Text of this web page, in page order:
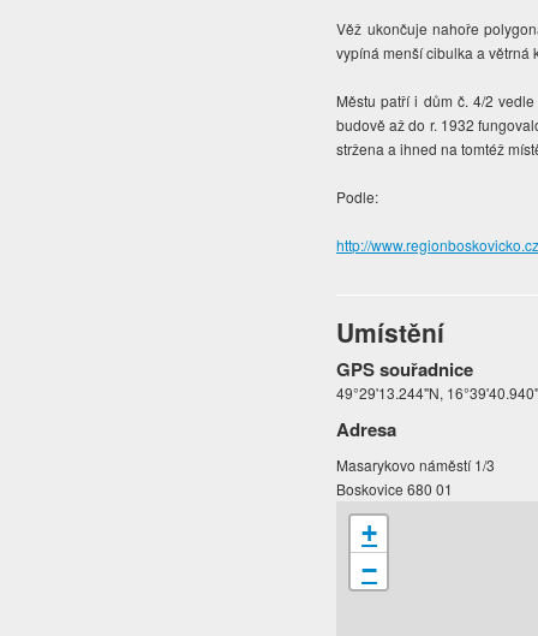
Věž ukončuje nahoře
vypíná menšícibulka a větrná
Městu patří i dům č. 4/2
budově až do r. 1932
stržena a ihned na tomtéž
Podle:
http://
Umístění
GPS souřadnice
49°29'13.244"N,
Adresa
Masarykovo náměstí 1/3
Boskovice 680 01
+
−